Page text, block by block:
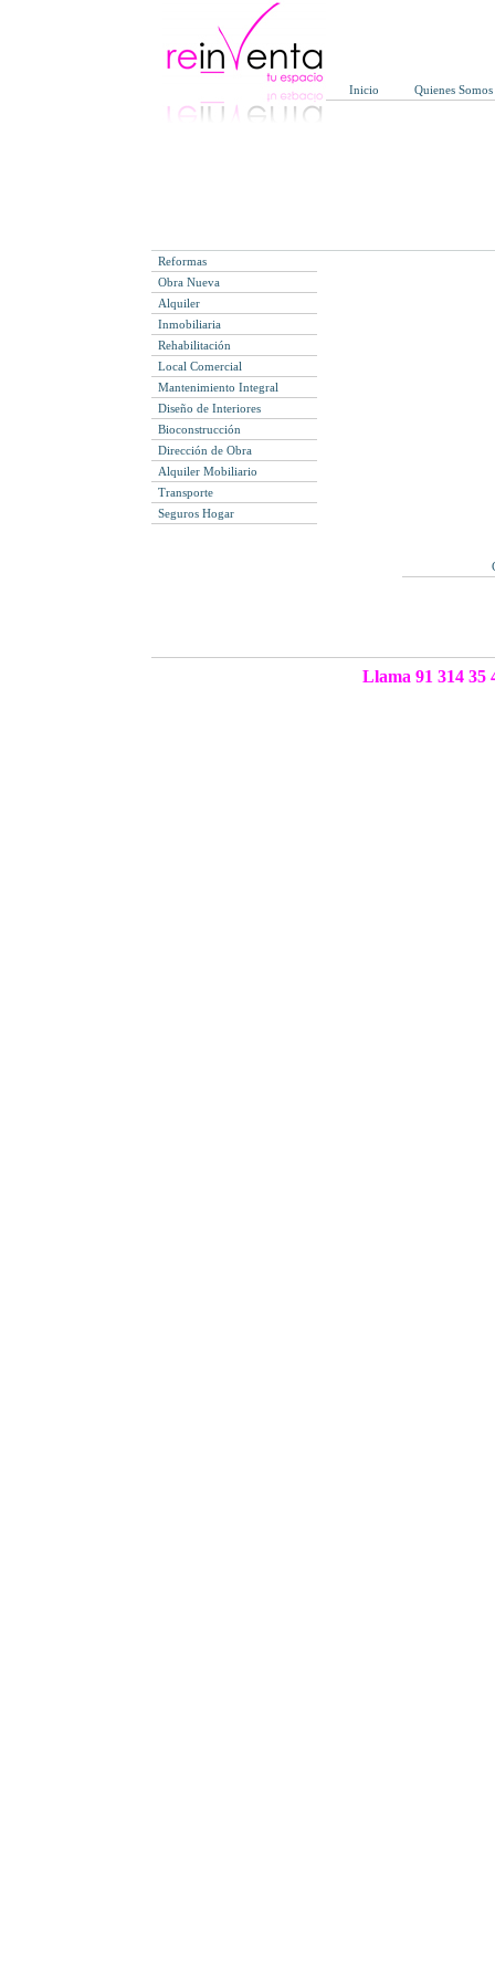
Inicio Quienes Somos
Reformas
Obra Nueva
Alquiler
Inmobiliaria
Rehabilitación
Local Comercial
Mantenimiento Integral
Diseño de Interiores
Bioconstrucción
Dirección de Obra
Alquiler Mobiliario
Transporte
Seguros Hogar
Llama 91 314 35